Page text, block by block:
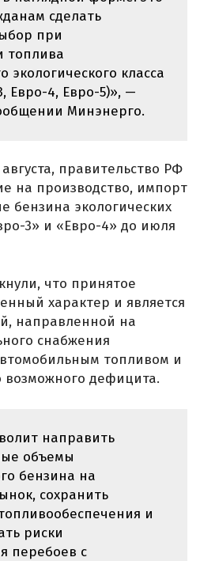
сделать
при
топлива
экологического класса
Евро-4, Евро-5)», —
Минэнерго.
правительство РФ
на производство, импорт
бензина экологических
3» и «Евро-4» до июля
что принятое
характер и является
направленной на
снабжения
топливом и
дефицита.
направить
объемы
бензина на
сохранить
и
риски
перебоев с